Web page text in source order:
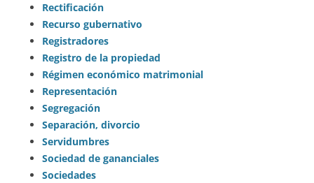
Rectificación
Recurso gubernativo
Registradores
Registro de la propiedad
Régimen económico matrimonial
Representación
Segregación
Separación, divorcio
Servidumbres
Sociedad de gananciales
Sociedades